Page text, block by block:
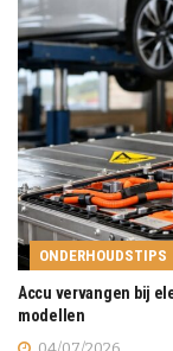
ONDERHOUDSTIPS
Accu vervangen bij
modellen